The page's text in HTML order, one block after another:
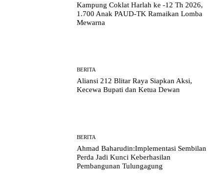
Kampung Coklat Harlah ke -12 Th 2026,
1.700 Anak PAUD-TK Ramaikan Lomba
Mewarna
BERITA
Aliansi 212 Blitar Raya Siapkan Aksi,
Kecewa Bupati dan Ketua Dewan
BERITA
Ahmad Baharudin:Implementasi Sembilan
Perda Jadi Kunci Keberhasilan
Pembangunan Tulungagung